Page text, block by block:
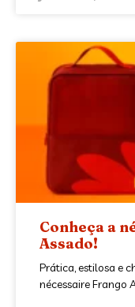
Conheça a
Assado!
Prática, estilosa e
nécessaire Frango